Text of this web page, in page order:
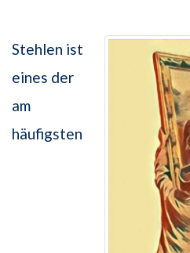
Stehlen ist
eines der
am
häufigsten